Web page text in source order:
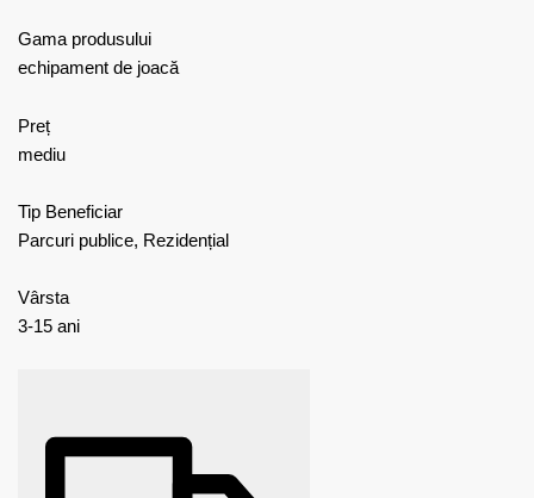
Gama produsului
echipament de joacă
Preț
mediu
Tip Beneficiar
Parcuri publice, Rezidențial
Vârsta
3-15 ani